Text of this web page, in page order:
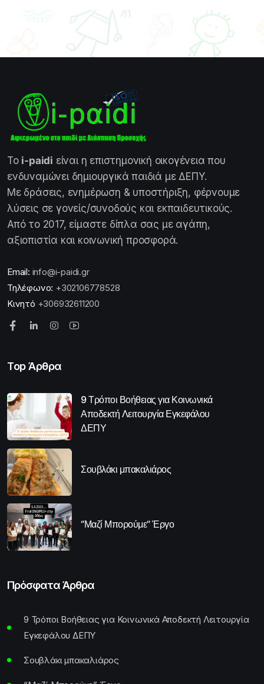
Το i-paidi είναι η επιστημονική οικογένεια που
ενδυναμώνει δημιουργικά παιδιά με ΔΕΠΥ.
Με δράσεις, ενημέρωση & υποστήριξη, φέρνουμε
λύσεις σε γονείς/συνοδούς και εκπαιδευτικούς.
Από το 2017, είμαστε δίπλα σας με αγάπη,
αξιοπιστία και κοινωνική προσφορά.
Email: info@i-paidi.gr
Τηλέφωνο: +302106778528
Κινητό +306932611200
Top Άρθρα
9 Τρόποι Βοήθειας για Κοινωνικά
Αποδεκτή Λειτουργία Εγκεφάλου
ΔΕΠΥ
Σουβλάκι μπακαλιάρος
“Μαζί Μπορούμε” Έργο
Πρόσφατα Άρθρα
9 Τρόποι Βοήθειας για Κοινωνικά Αποδεκτή Λειτουργία
Εγκεφάλου ΔΕΠΥ
Σουβλάκι μπακαλιάρος